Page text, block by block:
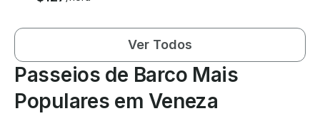
Ver Todos
Passeios de Barco Mais
Populares em Veneza